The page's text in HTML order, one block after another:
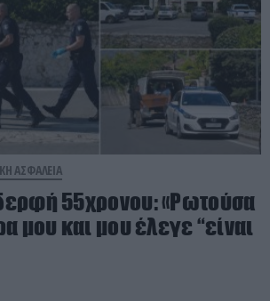
ΑΣΦΑΛΕΙΑ
55χρονου: «Ρωτούσα
μου και μου έλεγε “είναι